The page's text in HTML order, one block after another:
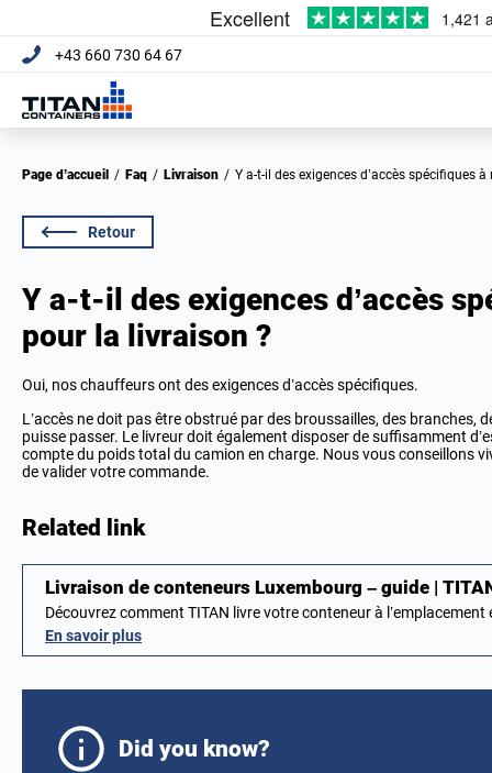
+43 660 730 64 67
Page d’accueil / Faq / Livraison / Y a-t-il des exigences d’accès spécifiques
Retour
Y a-t-il des exigences d’accès
pour la livraison ?
Oui, nos chauffeurs ont des exigences d’accès spécifiques.
L’accès ne doit pas être obstrué par des broussailles, des branches,
puisse passer. Le livreur doit également disposer de suffisamment
compte du poids total du camion en charge. Nous vous conseillons
de valider votre commande.
Related link
Livraison de conteneurs Luxembourg – guide |
Découvrez comment TITAN livre votre conteneur à
En savoir plus
Did you know?